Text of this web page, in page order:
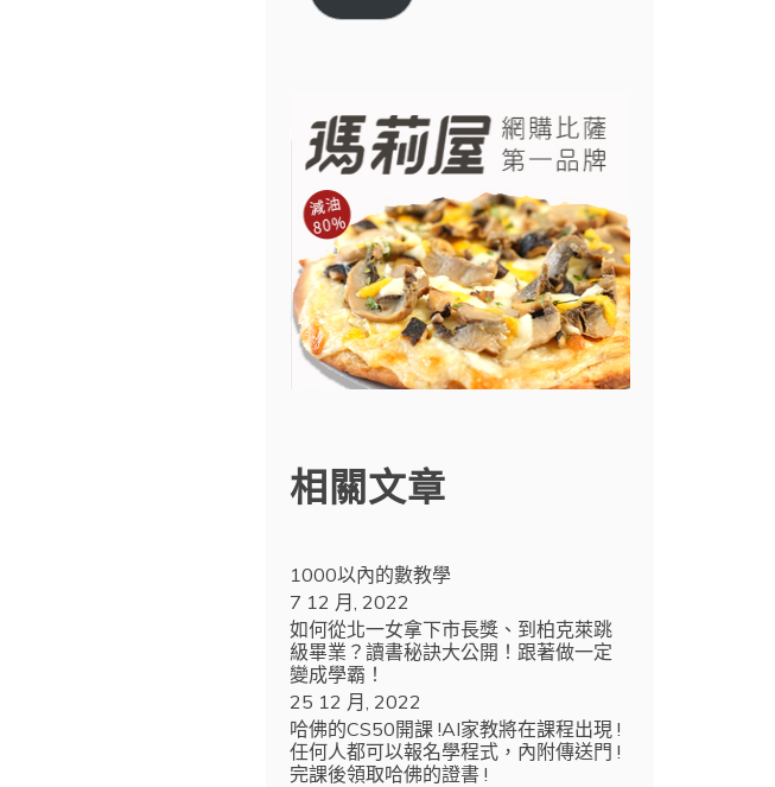
相關文章
1000以內的數教學
7 12 月, 2022
如何從北一女拿下市長獎、到柏克萊跳
級畢業？讀書秘訣大公開！跟著做一定
變成學霸！
25 12 月, 2022
哈佛的CS50開課 !AI家教將在課程出現 !
任何人都可以報名學程式，內附傳送門 !
完課後領取哈佛的證書 !